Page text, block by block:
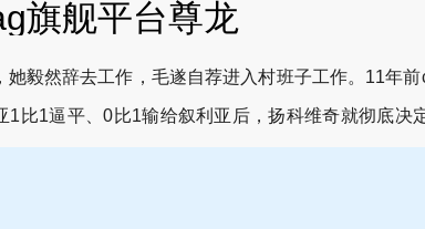
旗舰平台尊龙
然辞去工作，毛遂自荐进入村班子工作。11年
1逼平、0比1输给叙利亚后，扬科维奇就彻底决